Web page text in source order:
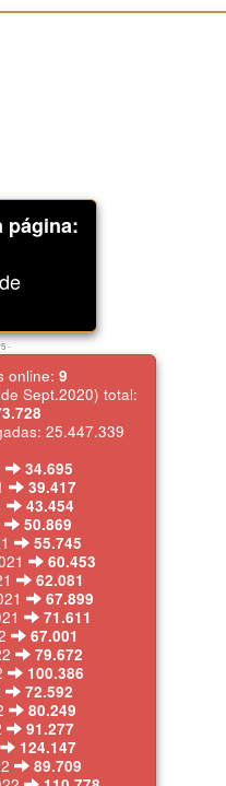
página:
-
online: 9
Sept.2020) total:
25.447.339
34.695
39.417
43.454
50.869
55.745
60.453
62.081
67.899
71.611
67.001
79.672
100.386
72.592
80.249
91.277
124.147
89.709